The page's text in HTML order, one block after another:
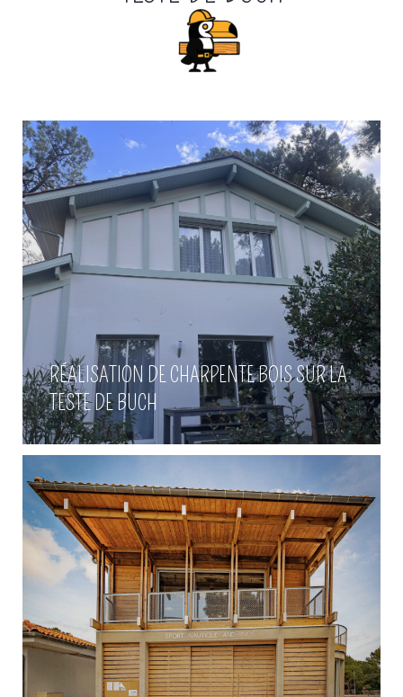
RÉALISATION DE CHARPENTE BOIS SUR LA
TESTE DE BUCH
Réalisation de charpente bois
sur la Teste de Buch
Pose de bardage bois à
Andernos
Voir plus